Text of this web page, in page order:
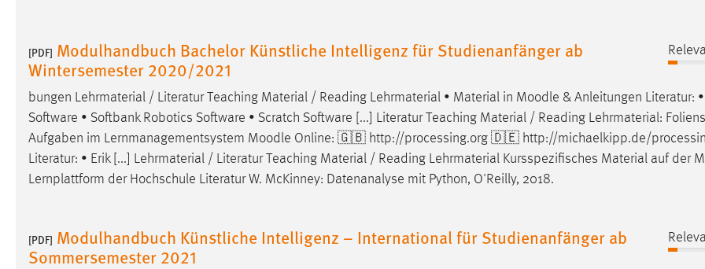
[PDF] Modulhandbuch Bachelor Künstliche Intelligenz für Studienanfänger ab
Wintersemester 2020/2021
bungen Lehrmaterial / Literatur Teaching Material / Reading Lehrmaterial • Material in Moodle & Anleitungen Literatur: •
Software • Softbank Robotics Software • Scratch Software [...] Literatur Teaching Material / Reading Lehrmaterial:
Aufgaben im Lernmanagementsystem Moodle Online: 🇬🇧 http://processing.org 🇩🇪 http://michaelkipp.de/
Literatur: • Erik [...] Lehrmaterial / Literatur Teaching Material / Reading Lehrmaterial Kursspezifisches Material auf der
Lernplattform der Hochschule Literatur W. McKinney: Datenanalyse mit Python, O'Reilly, 2018.
[PDF] Modulhandbuch Künstliche Intelligenz – International für Studienanfänger ab
Sommersemester 2021
Cookie Laufzeit: MibewSessionID, mibew-chat-frame-
style-5e9dbeb1811c0446 =
Sitzungslaufzeit, mibew_locale = 3
Jahre, MIBEW_UserID = 1 Jahr
Login
Name: fe_user, be_user, be_lastLoginProvider
der Website einloggen zu können.
Cookie Laufzeit: 24 Stunden